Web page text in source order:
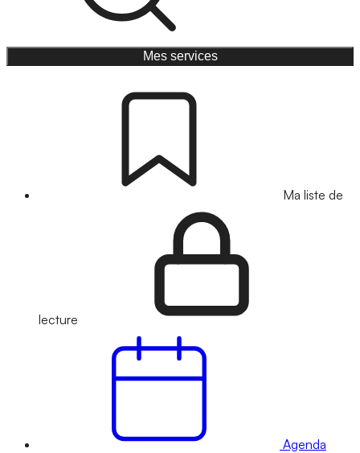
Mes services
Ma liste de
lecture
Agenda